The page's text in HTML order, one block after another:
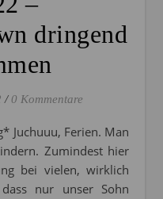
dringend
/ 0 Kommentare
Zumindest hier
bei vielen, wirklich
nur unser Sohn